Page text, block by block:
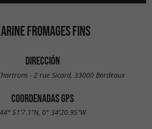
FROMAGES FINS
DIRECCIÓN
- 2 rue Sicard, 33000 Bordeaux
COORDENADAS GPS
44° 51'7.1"N, 0° 34'20.95"W